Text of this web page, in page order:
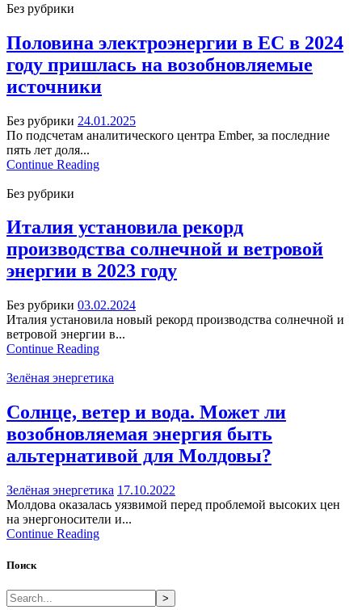
Без рубрики
Половина электроэнергии в ЕС в 2024
году пришлась на возобновляемые
источники
Без рубрики 24.01.2025
По подсчетам аналитического центра Ember, за последние
пять лет доля...
Continue Reading
Без рубрики
Италия установила рекорд
производства солнечной и ветровой
энергии в 2023 году
Без рубрики 03.02.2024
Италия установила новый рекорд производства солнечной и
ветровой энергии в...
Continue Reading
Зелёная энергетика
Солнце, ветер и вода. Может ли
возобновляемая энергия быть
альтернативой для Молдовы?
Зелёная энергетика 17.10.2022
Молдова оказалась уязвимой перед проблемой высоких цен
на энергоносители и...
Continue Reading
Поиск
>